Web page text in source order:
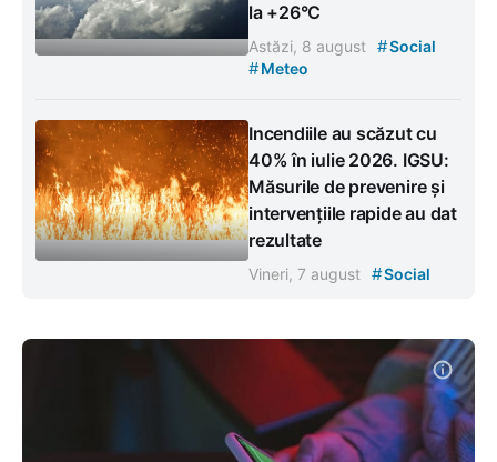
la +26°C
Astăzi, 8 august #Social
#Meteo
Incendiile au scăzut cu
40% în iulie 2026. IGSU:
Măsurile de prevenire și
intervențiile rapide au dat
rezultate
Vineri, 7 august #Social